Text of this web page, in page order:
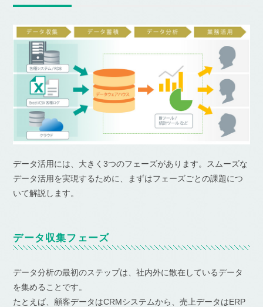
データ活用には、大きく3つのフェーズがあります。スムーズな
データ活用を実現するために、まずはフェーズごとの課題につ
いて解説します。
データ収集フェーズ
データ分析の最初のステップは、社内外に散在しているデータ
を集めることです。
たとえば、顧客データはCRMシステムから、売上データはERP